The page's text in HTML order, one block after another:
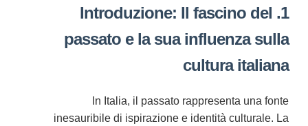
1. Introduzione: Il fascino del
passato e la sua influenza sulla
cultura italiana
In Italia, il passato rappresenta una fonte
inesauribile di ispirazione e identità culturale. La